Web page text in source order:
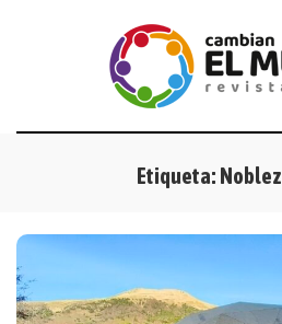
Etiqueta: